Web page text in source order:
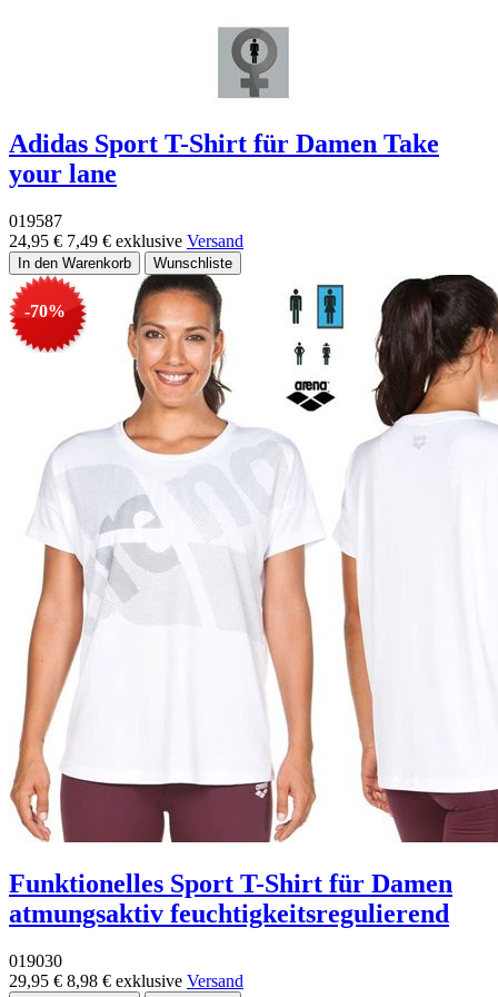
Adidas Sport T-Shirt für Damen Take
your lane
019587
24,95 € 7,49 € exklusive Versand
-70%
Funktionelles Sport T-Shirt für Damen
atmungsaktiv feuchtigkeitsregulierend
019030
29,95 € 8,98 € exklusive Versand